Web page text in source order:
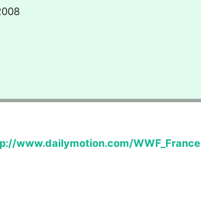
www.dailymotion.com/WWF_France